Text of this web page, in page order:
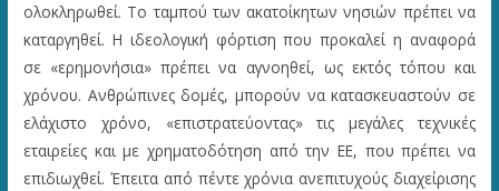
ολοκληρωθεί. Το ταμπού των ακατοίκητων νησιών πρέπει να
καταργηθεί. Η ιδεολογική φόρτιση που προκαλεί η αναφορά
σε «ερημονήσια» πρέπει να αγνοηθεί, ως εκτός τόπου και
χρόνου. Ανθρώπινες δομές, μπορούν να κατασκευαστούν σε
ελάχιστο χρόνο, «επιστρατεύοντας» τις μεγάλες τεχνικές
εταιρείες και με χρηματοδότηση από την ΕΕ, που πρέπει να
επιδιωχθεί. Έπειτα από πέντε χρόνια ανεπιτυχούς διαχείρισης